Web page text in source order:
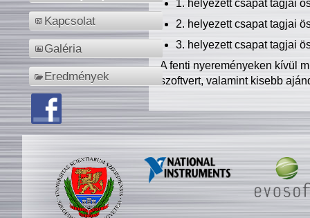
Kapcsolat
Galéria
Eredmények
1. helyezett csapat tagjai
2. helyezett csapat tagjai
3. helyezett csapat tagjai
A fenti nyereményeken kívül
szoftvert, valamint kisebb